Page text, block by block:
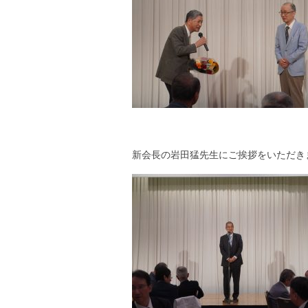
新会長の岩田猛先生にご挨拶をいただき